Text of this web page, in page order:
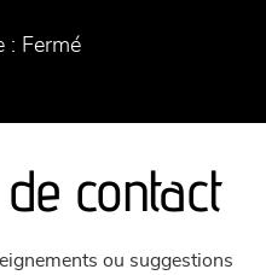
: Fermé
contact
ou suggestions